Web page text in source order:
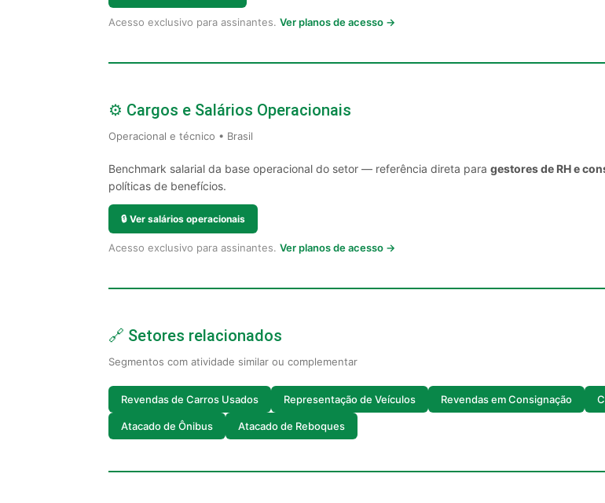
Acesso exclusivo para assinantes. Ver planos de acesso →
⚙️ Cargos e Salários Operacionais
Operacional e técnico • Brasil
Benchmark salarial da base operacional do setor — referência direta para gestores de RH e
políticas de benefícios.
🔒 Ver salários operacionais
Acesso exclusivo para assinantes. Ver planos de acesso →
🔗 Setores relacionados
Segmentos com atividade similar ou complementar
Revendas de Carros Usados Representação de Veículos Revendas em Consignação
Atacado de Ônibus Atacado de Reboques